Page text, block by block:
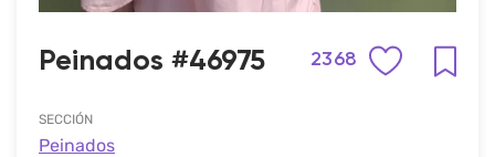
Peinados #46975 2368
SECCIÓN
Peinados